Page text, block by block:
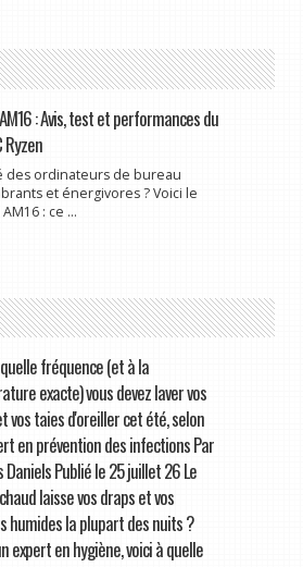
: Avis, test et performances du
Ryzen
des ordinateurs de bureau
et énergivores ? Voici le
: ce ...
fréquence (et à la
exacte) vous devez laver vos
vos taies d'oreiller cet été, selon
en prévention des infections Par
Daniels Publié le 25 juillet 26 Le
laisse vos draps et vos
humides la plupart des nuits ?
expert en hygiène, voici à quelle